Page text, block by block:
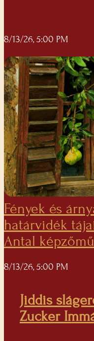
8/13/26, 5:00 PM
Fények és
határvidék
Antal
8/13/26, 5:00 PM
Jiddis
Zucker